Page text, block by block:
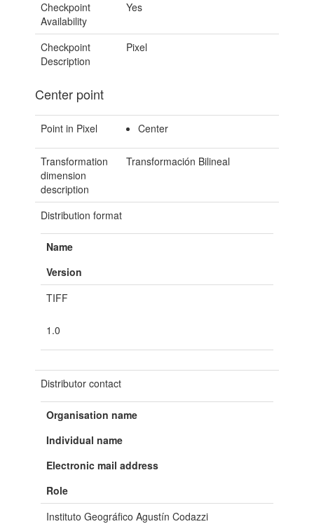
Checkpoint
Availability
Yes
Checkpoint
Description
Pixel
Center point
Point in Pixel Center
Transformation
dimension
description
Transformación Bilineal
Distribution format
Name
Version
TIFF
1.0
Distributor contact
Organisation name
Individual name
Electronic mail address
Role
Instituto Geográfico Agustín Codazzi